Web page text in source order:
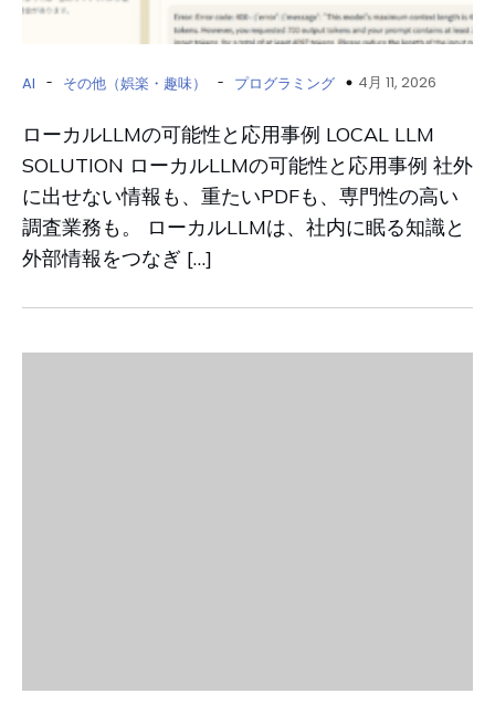
AI - その他（娯楽・趣味） - プログラミング 4月 11, 2026
ローカルLLMの可能性と応用事例 LOCAL LLM
SOLUTION ローカルLLMの可能性と応用事例 社外
に出せない情報も、重たいPDFも、専門性の高い
調査業務も。 ローカルLLMは、社内に眠る知識と
外部情報をつなぎ […]